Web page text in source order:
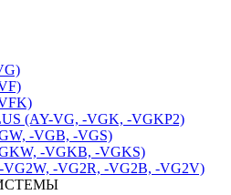
(AY-VG, -VGK, -VGKP2)
-VGB, -VGS)
-VGKB, -VGKS)
-VG2R, -VG2B, -VG2V)